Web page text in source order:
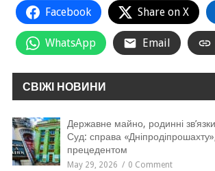
Facebook Share on X
WhatsApp Email
СВІЖІ НОВИНИ
Державне майно, родинні
Суд: справа
прецедентом
May 29, 2026 0 Comment